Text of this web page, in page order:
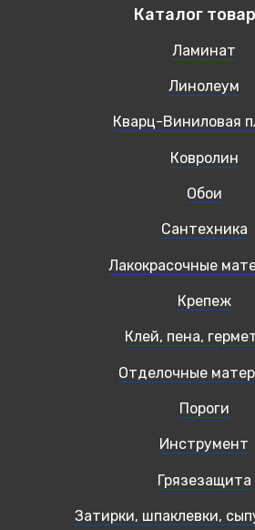
Каталог
Ламинат
Линолеум
Кварц-Виниловая
Ковролин
Обои
Сантехника
Лакокрасочные
Крепеж
Клей, пена,
Отделочные
Пороги
Инструмент
Грязезащита
Затирки, шпаклевки,